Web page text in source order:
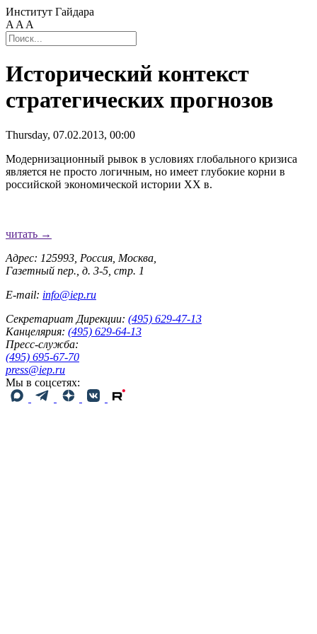
Институт Гайдара
A A A
Исторический контекст
стратегических прогнозов
Thursday, 07.02.2013, 00:00
Модернизационный рывок в условиях глобального кризиса
является не просто логичным, но имеет глубокие корни в
российской экономической истории ХХ в.
читать →
Адрес: 125993, Россия, Москва,
Газетный пер., д. 3-5, стр. 1
E-mail: info@iep.ru
Секретариат Дирекции: (495) 629-47-13
Канцелярия: (495) 629-64-13
Пресс-служба:
(495) 695-67-70
press@iep.ru
Мы в соцсетях: